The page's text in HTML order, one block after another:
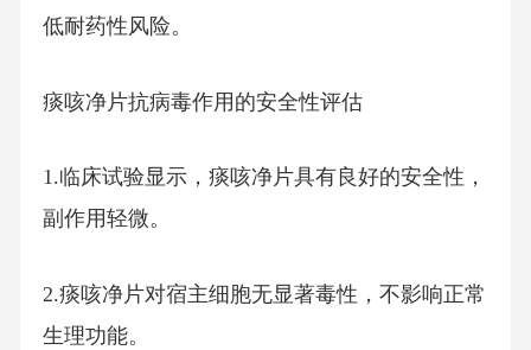
低耐药性风险。
痰咳净片抗病毒作用的安全性评估
1.临床试验显示，痰咳净片具有良好的安全性，
副作用轻微。
2.痰咳净片对宿主细胞无显著毒性，不影响正常
生理功能。